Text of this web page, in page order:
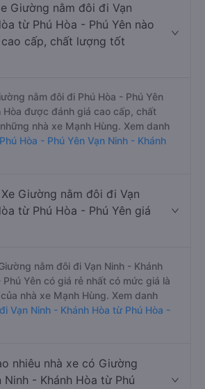
Giường nằm đôi đi Vạn
từ Phú Hòa - Phú Yên nào
cấp, chất lượng tốt
nằm đôi đi Phú Hòa - Phú Yên
Hòa được đánh giá cao cấp, chất
nhà xe Mạnh Hùng. Xem danh
Hòa - Phú Yên Vạn Ninh - Khánh
Giường nằm đôi đi Vạn
từ Phú Hòa - Phú Yên giá
nằm đôi đi Vạn Ninh - Khánh
Phú Yên có giá rẻ nhất có mức giá là
nhà xe Mạnh Hùng. Xem danh
Vạn Ninh - Khánh Hòa từ Phú Hòa -
nhiêu nhà xe có Giường
- Khánh Hòa từ Phú